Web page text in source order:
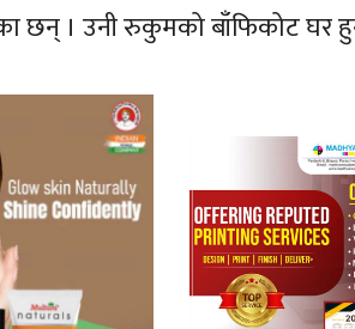
छन् । उनी रुकुमको बाँफिकोट घर हुन्